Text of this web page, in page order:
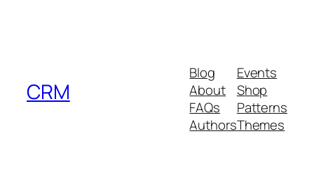
CRM
Blog
About
FAQs
Authors
Events
Shop
Patterns
Themes